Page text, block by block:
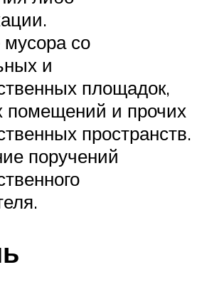
со
и
площадок,
помещений и прочих
пространств.
поручений